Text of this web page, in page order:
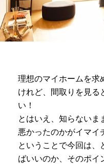
理想のマイホームを求
けれど、間取りを見る
い！
とはいえ、知らないま
悪かったのかがイマイ
ということで今回は、
ばいいのか、そのポイ